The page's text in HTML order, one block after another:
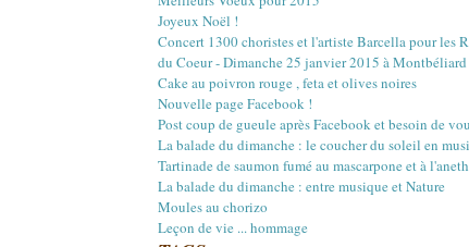
Joyeux Noël !
Concert 1300 choristes et l'artiste Barcella pour les
du Coeur - Dimanche 25 janvier 2015 à
Cake au poivron rouge , feta et olives noires
Nouvelle page Facebook !
Post coup de gueule après Facebook et besoin de
La balade du dimanche : le coucher du soleil en
Tartinade de saumon fumé au mascarpone et à l'aneth
La balade du dimanche : entre musique et Nature
Moules au chorizo
Leçon de vie ... hommage